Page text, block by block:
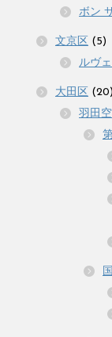
ボン
文京区 (5)
ルヴ
大田区 (20)
羽田